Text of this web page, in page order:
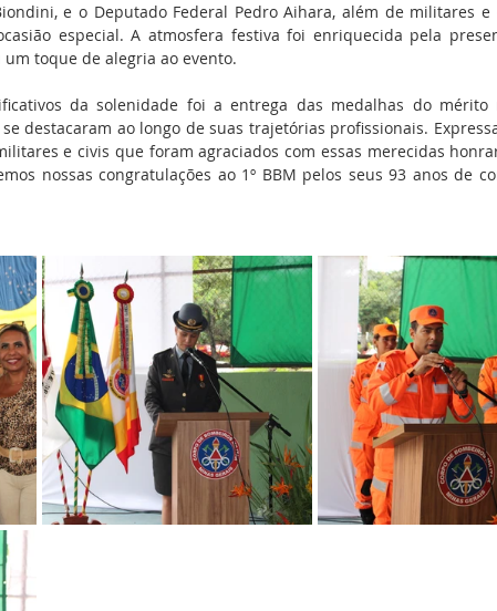
e o Deputado Federal Pedro Aihara, além de militares
especial. A atmosfera festiva foi enriquecida pela
toque de alegria ao evento.
da solenidade foi a entrega das medalhas do
destacaram ao longo de suas trajetórias profissionais.
e civis que foram agraciados com essas merecidas
nossas congratulações ao 1º BBM pelos seus 93 anos de